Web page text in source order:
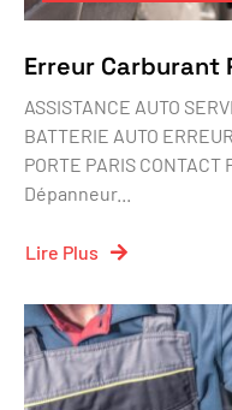
Erreur Carburant
ASSISTANCE AUTO
BATTERIE AUTO
PORTE PARIS
Dépanneur...
Lire Plus